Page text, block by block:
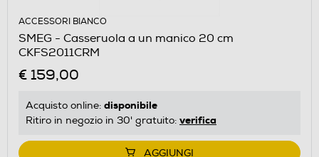
ACCESSORI BIANCO
SMEG - Casseruola a un manico 20 cm
CKFS2011CRM
€ 159,00
Acquisto online: disponibile
Ritiro in negozio in 30' gratuito: verifica
AGGIUNGI